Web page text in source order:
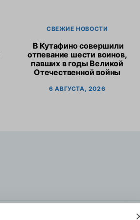
СВЕЖИЕ НОВОСТИ
В Кутафино совершили
отпевание шести воинов,
павших в годы Великой
Отечественной войны
6 АВГУСТА, 2026